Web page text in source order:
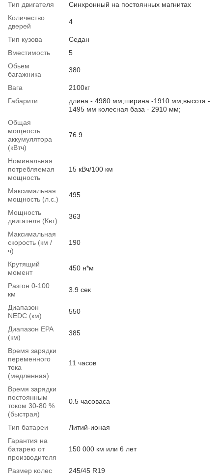
Тип двигателя
Синхронный на постоянных магнитах
Количество
дверей
4
Тип кузова
Седан
Вместимость
5
Обьем
багажника
380
Вага
2100кг
Габарити
длина - 4980 мм;ширина -1910 мм;высота -
1495 мм колесная база - 2910 мм;
Общая
мощность
аккумулятора
(кВтч)
76.9
Номинальная
потребляемая
мощность
15 кВч/100 км
Максимальная
мощность (л.с.)
495
Мощность
двигателя (Квт)
363
Максимальная
скорость (км /
ч)
190
Крутящий
момент
450 н*м
Разгон 0-100
км
3.9 сек
Диапазон
NEDC (км)
550
Диапазон EPA
(км)
385
Время зарядки
переменного
тока
(медленная)
11 часов
Время зарядки
постоянным
током 30-80 %
(быстрая)
0.5 часоваса
Тип батареи
Литий-ионая
Гарантия на
батарею от
производителя
150 000 км или 6 лет
Размер колес
245/45 R19